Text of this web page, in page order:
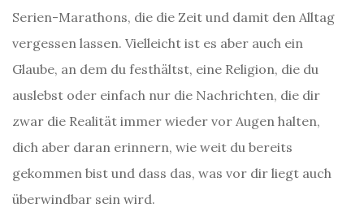
Serien-Marathons, die die Zeit und damit den Alltag
vergessen lassen. Vielleicht ist es aber auch ein
Glaube, an dem du festhältst, eine Religion, die du
auslebst oder einfach nur die Nachrichten, die dir
zwar die Realität immer wieder vor Augen halten,
dich aber daran erinnern, wie weit du bereits
gekommen bist und dass das, was vor dir liegt auch
überwindbar sein wird.